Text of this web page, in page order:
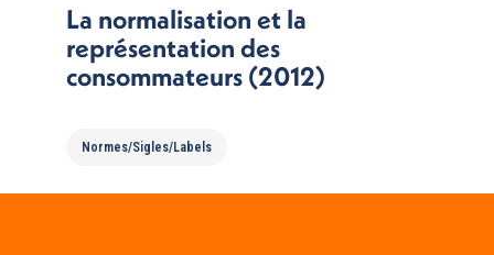
La normalisation et la
représentation des
consommateurs (2012)
Normes/Sigles/Labels